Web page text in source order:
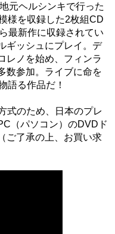
元ヘルシンキで行った
様を収録した2枚組CD
最新作に収録されてい
ギッシュにプレイ。デ
レノを始め、フィンラ
数参加。ライブに命を
語る作品だ！
式のため、日本のプレ
（パソコン）のDVDド
ご了承の上、お買い求